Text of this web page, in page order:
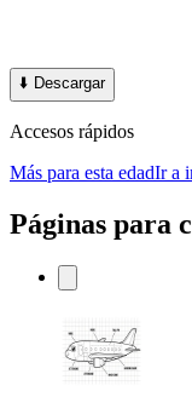
⬇️ Descargar
Accesos rápidos
Más para esta edadIr a
Páginas para